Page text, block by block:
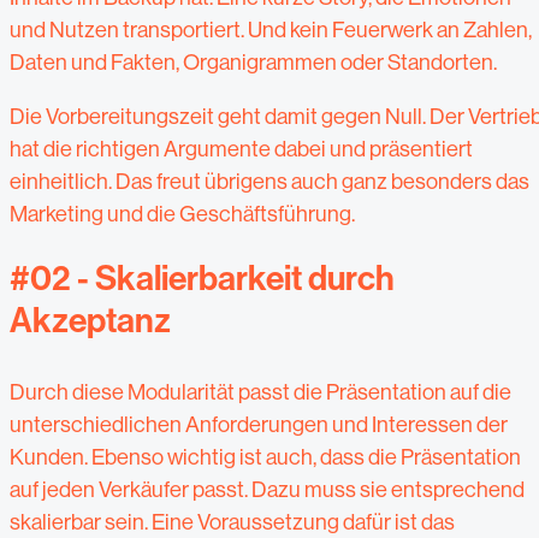
und Nutzen transportiert. Und kein Feuerwerk an Zahlen,
Daten und Fakten, Organigrammen oder Standorten.
Die Vorbereitungszeit geht damit gegen Null. Der
hat die richtigen Argumente dabei und präsentiert
einheitlich. Das freut übrigens auch ganz besonders das
Marketing und die Geschäftsführung.
#02 - Skalierbarkeit durch
Akzeptanz
Durch diese Modularität passt die Präsentation auf die
unterschiedlichen Anforderungen und Interessen der
Kunden. Ebenso wichtig ist auch, dass die Präsentation
auf jeden Verkäufer passt. Dazu muss sie entsprechend
skalierbar sein. Eine Voraussetzung dafür ist das